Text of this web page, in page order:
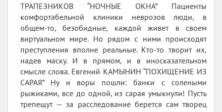
ТРАПЕЗНИКОВ “НОЧНЫЕ ОКНА” Пациенты
комфортабельной клиники неврозов люди, в
общем-то, безобидные, каждой живет в своем
виртуальном мире. Но рядом с ними происходят
преступления вполне реальные. Кто-то творит их,
надев маску. И в прямом, и в иносказательном
смысле слова. Евгений КАМЫНИН “ПОХИЩЕНИЕ ИЗ
САРАЯ” Ну и воры пошли: банки с солеными
рыжиками, все до одной, из сарая умыкнули! Пусть
трепещут — за расследование берется сам творец